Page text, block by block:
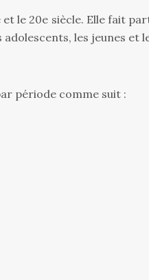
le 20e siècle. Elle fait
les jeunes et
période comme suit :